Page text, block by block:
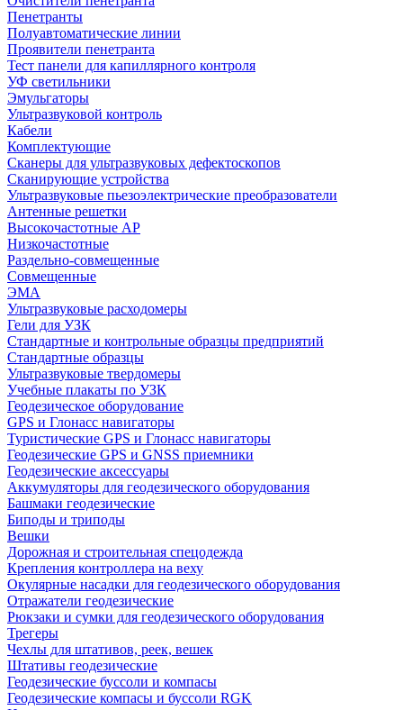
Пенетранты
Полуавтоматические линии
Проявители пенетранта
Тест панели для капиллярного контроля
УФ светильники
Эмульгаторы
Ультразвуковой контроль
Кабели
Комплектующие
Сканеры для ультразвуковых дефектоскопов
Сканирующие устройства
Ультразвуковые пьезоэлектрические преобразователи
Антенные решетки
Высокочастотные АР
Низкочастотные
Раздельно-совмещенные
Совмещенные
ЭМА
Ультразвуковые расходомеры
Гели для УЗК
Стандартные и контрольные образцы предприятий
Стандартные образцы
Ультразвуковые твердомеры
Учебные плакаты по УЗК
Геодезическое оборудование
GPS и Глонасс навигаторы
Туристические GPS и Глонасс навигаторы
Геодезические GPS и GNSS приемники
Геодезические аксессуары
Аккумуляторы для геодезического оборудования
Башмаки геодезические
Биподы и триподы
Вешки
Дорожная и строительная спецодежда
Крепления контроллера на веху
Окулярные насадки для геодезического оборудования
Отражатели геодезические
Рюкзаки и сумки для геодезического оборудования
Трегеры
Чехлы для штативов, реек, вешек
Штативы геодезические
Геодезические буссоли и компасы
Геодезические компасы и буссоли RGK